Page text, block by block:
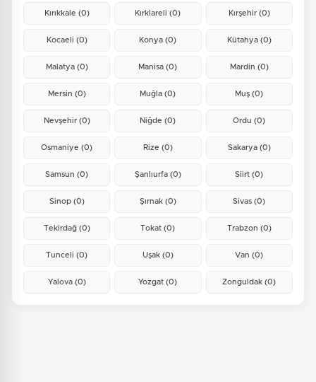
Kırıkkale (0) Kırklareli(0) Kırşehir (0)
Kocaeli (0) Konya(0) Kütahya (0)
Malatya (0) Manisa(0) Mardin (0)
Mersin (0) Muğla(0) Muş(0)
Nevşehir (0) Niğde(0) Ordu(0)
Osmaniye(0) Rize (0) Sakarya (0)
Samsun(0) Şanlıurfa (0) Siirt(0)
Sinop (0) Şırnak (0) Sivas(0)
Tekirdağ (0) Tokat(0) Trabzon (0)
Tunceli(0) Uşak (0) Van(0)
Yalova (0) Yozgat(0) Zonguldak(0)